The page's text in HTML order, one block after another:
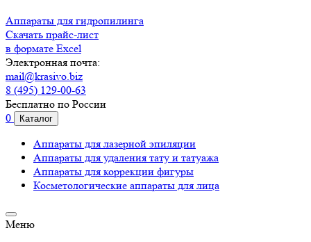
Аппараты для гидропилинга
Скачать прайс-лист
в формате Excel
Электронная почта:
mail@krasivo.biz
8 (495) 129-00-63
Бесплатно по России
0
Каталог
Аппараты для лазерной эпиляции
Аппараты для удаления тату и татуажа
Аппараты для коррекции фигуры
Косметологические аппараты для лица
Меню